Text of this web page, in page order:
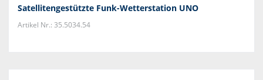
Satellitengestützte Funk-Wetterstation UNO
Artikel Nr.: 35.5034.54